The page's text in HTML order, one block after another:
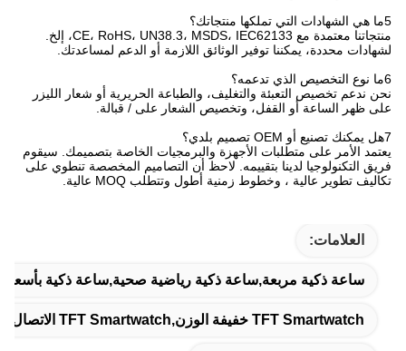
5ما هي الشهادات التي تملكها منتجاتك؟
منتجاتنا معتمدة مع CE، RoHS، UN38.3، MSDS، IEC62133، إلخ.
لشهادات محددة، يمكننا توفير الوثائق اللازمة أو الدعم لمساعدتك.
6ما نوع التخصيص الذي تدعمه؟
نحن ندعم تخصيص التعبئة والتغليف، والطباعة الحريرية أو شعار الليزر
على ظهر الساعة أو القفل، وتخصيص الشعار على / قبالة.
7هل يمكنك تصنيع أو OEM تصميم بلدي؟
يعتمد الأمر على متطلبات الأجهزة والبرمجيات الخاصة بتصميمك. سيقوم
فريق التكنولوجيا لدينا بتقييمه. لاحظ أن التصاميم المخصصة تنطوي على
تكاليف تطوير عالية ، وخطوط زمنية أطول وتتطلب MOQ عالية.
العلامات:
ساعة ذكية مربعة,ساعة ذكية رياضية صحية,ساعة ذكية بأسعار
TFT Smartwatch خفيفة الوزن,TFT Smartwatch الاتصال بالبلوتوث,الساعة الذكية مع الاتصال بالبلوتوث